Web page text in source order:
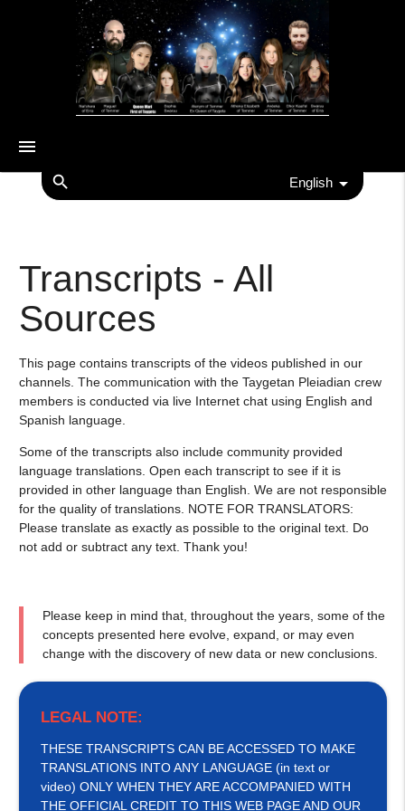
menu
search English
Transcripts - All
Sources
This page contains transcripts of the videos published in our
channels. The communication with the Taygetan Pleiadian crew
members is conducted via live Internet chat using English and
Spanish language.
Some of the transcripts also include community provided
language translations. Open each transcript to see if it is
provided in other language than English. We are not responsible
for the quality of translations. NOTE FOR TRANSLATORS:
Please translate as exactly as possible to the original text. Do
not add or subtract any text. Thank you!
Please keep in mind that, throughout the years, some of the
concepts presented here evolve, expand, or may even
change with the discovery of new data or new conclusions.
LEGAL NOTE:
THESE TRANSCRIPTS CAN BE ACCESSED TO MAKE
TRANSLATIONS INTO ANY LANGUAGE (in text or
video) ONLY WHEN THEY ARE ACCOMPANIED WITH
THE OFFICIAL CREDIT TO THIS WEB PAGE AND OUR